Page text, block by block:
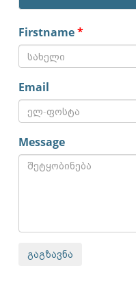
Firstname*
Email
Message